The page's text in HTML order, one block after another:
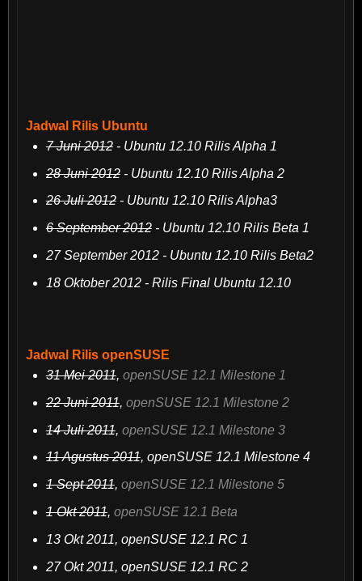
Jadwal Rilis Ubuntu
7 Juni 2012- Ubuntu 12.10 Rilis Alpha 1
28 Juni 2012- Ubuntu 12.10 Rilis Alpha 2
26 Juli 2012- Ubuntu 12.10 Rilis Alpha3
6 September 2012- Ubuntu 12.10 Rilis Beta 1
27 September 2012 - Ubuntu 12.10 Rilis Beta2
18 Oktober 2012 - Rilis Final Ubuntu 12.10
Jadwal Rilis openSUSE
31 Mei 2011, openSUSE 12.1 Milestone 1
22 Juni 2011, openSUSE 12.1 Milestone 2
14 Juli 2011, openSUSE 12.1 Milestone 3
11 Agustus 2011, openSUSE 12.1 Milestone 4
1 Sept 2011, openSUSE 12.1 Milestone 5
1 Okt 2011, openSUSE 12.1 Beta
13 Okt 2011, openSUSE 12.1 RC 1
27 Okt 2011, openSUSE 12.1 RC 2